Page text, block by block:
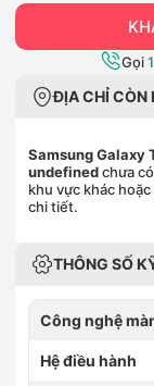
Gọi
ĐỊA CHỈ CÒN
Samsung Galaxy
undefinedchưa
khu vực khác
chi tiết.
THÔNG SỐ
Công nghệ
Hệ điều hành